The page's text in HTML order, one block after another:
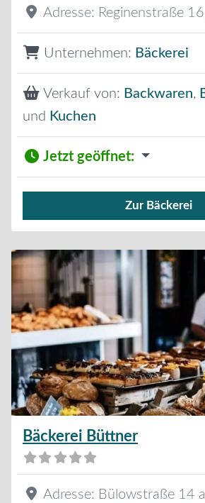
Adresse: Reginenstraße 16
Unternehmen: Bäckerei
Verkauf von: Backwaren,
und Kuchen
Jetzt geöffnet:
Verkauf von Brötchen,
Zur Bäckerei
Bäckerei Büttner
Adresse: Bülowstraße 14 a